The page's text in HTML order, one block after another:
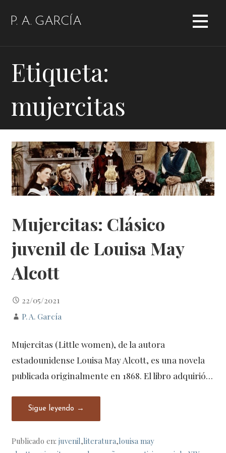
P. A. GARCÍA
Etiqueta:
mujercitas
Mujercitas: Clásico
juvenil de Louisa May
Alcott
22/05/2021
P. A. García
Mujercitas (Little women), de la autora
estadounidense Louisa May Alcott, es una novela
publicada originalmente en 1868. El libro adquirió…
Sigue leyendo →
Publicado en:juvenil,literatura,louisa may